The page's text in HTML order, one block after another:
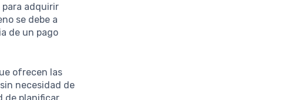
para adquirir
se debe a
de un pago
ofrecen las
necesidad de
de planificar